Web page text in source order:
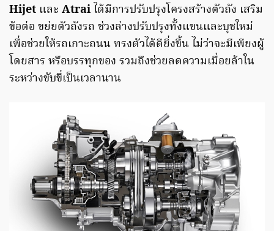
Hijet และ Atrai ได้มีการปรับปรุงโครงสร้างตัวถัง เสริม
ข้อต่อ ขย่ยตัวถังรถ ช่วงล่างปรับปรุงทั้งแขนและบุชใหม่
เพื่อช่วยให้รถเกาะถนน ทรงตัวได้ดียิ่งขึ้น ไม่ว่าจะมีเพียงผู้
โดยสาร หรือบรรทุกของ รวมถึงช่วยลดความเมื่อยล้าใน
ระหว่างขับขี่เป็นเวลานาน